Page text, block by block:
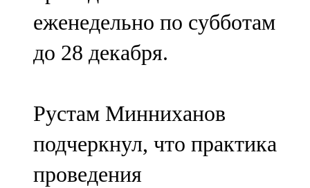
еженедельно по субботам
до 28 декабря.
Рустам Минниханов
подчеркнул, что практика
проведения